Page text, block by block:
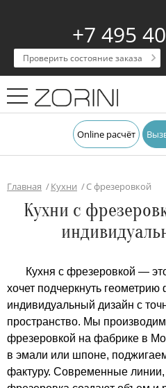
+7 495
Проверить состояние заказа
Online расчёт
Главная Кухни С фрезеровкой
Кухни с
Кухня с фрезеровкой —
хочет подчеркнуть
индивидуальный дизайн с
пространство. Мы
фрезеровкой на фабрике в
в эмали или шпоне,
фактуру. Современные